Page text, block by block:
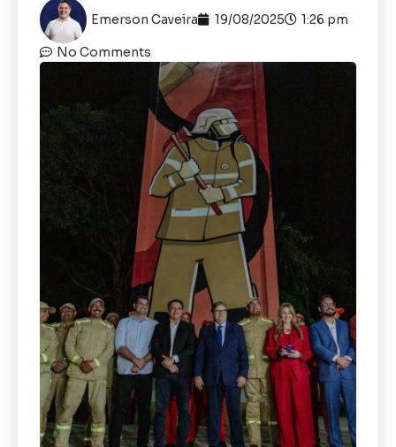
Emerson Caveira 19/08/2025 1:26 pm
No Comments